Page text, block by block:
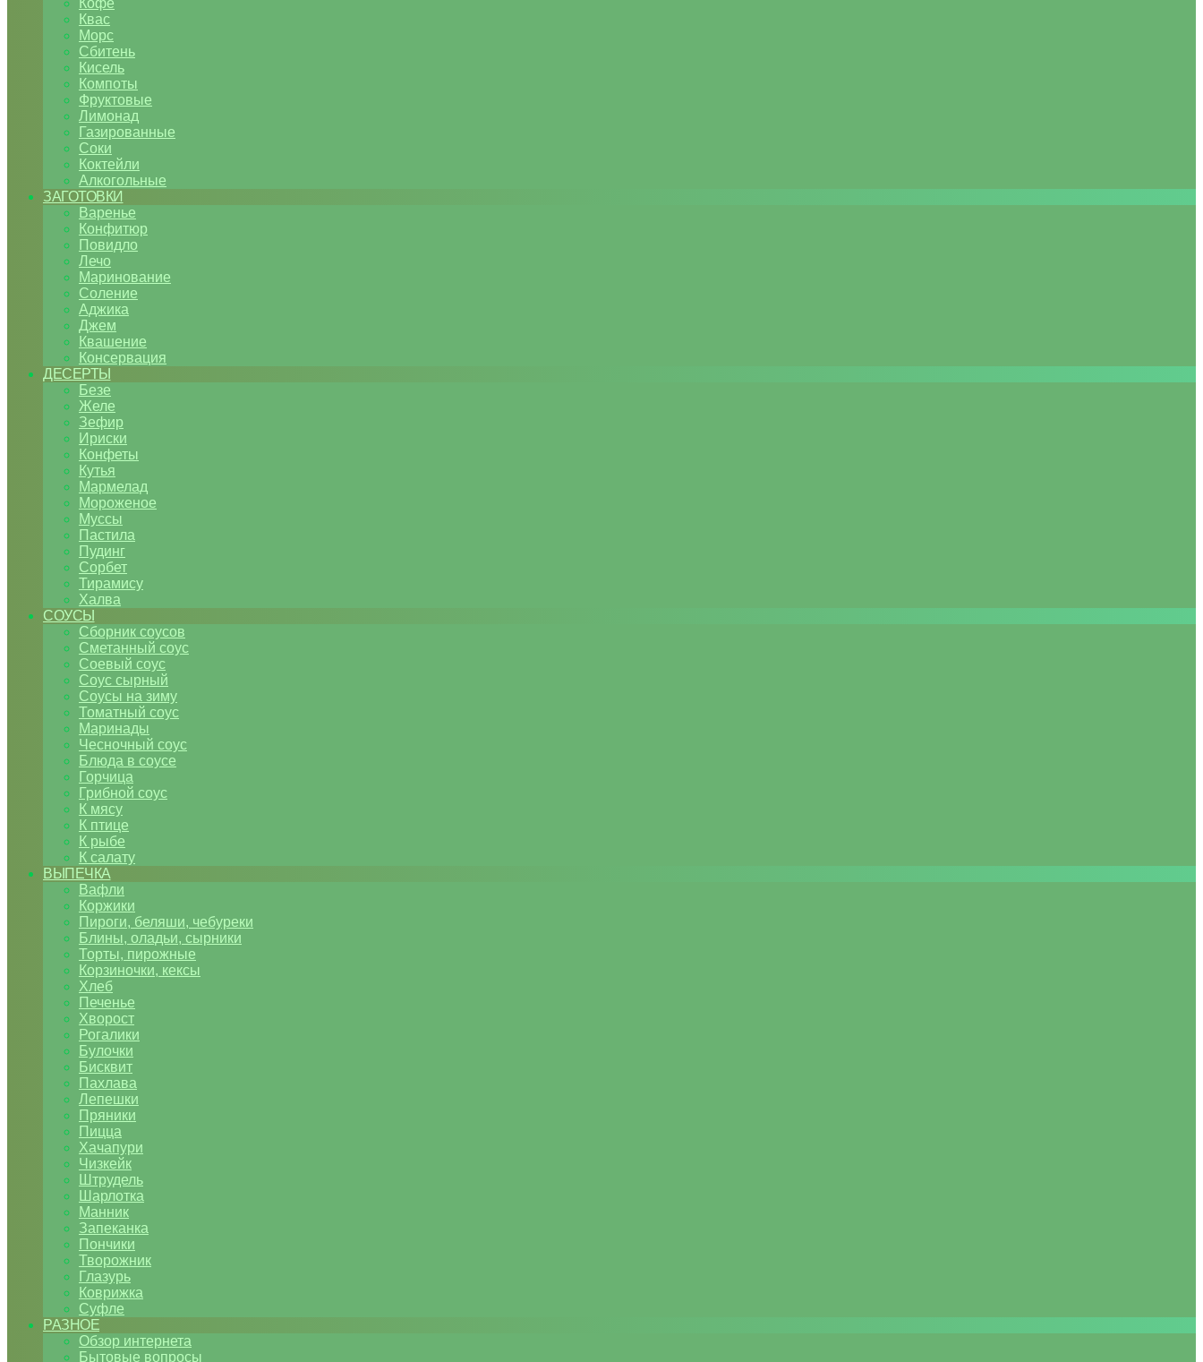
Кофе
Квас
Морс
Сбитень
Кисель
Компоты
Фруктовые
Лимонад
Газированные
Соки
Коктейли
Алкогольные
ЗАГОТОВКИ
Варенье
Конфитюр
Повидло
Лечо
Маринование
Соление
Аджика
Джем
Квашение
Консервация
ДЕСЕРТЫ
Безе
Желе
Зефир
Ириски
Конфеты
Кутья
Мармелад
Мороженое
Муссы
Пастила
Пудинг
Сорбет
Тирамису
Халва
СОУСЫ
Сборник соусов
Сметанный соус
Соевый соус
Соус сырный
Соусы на зиму
Томатный соус
Маринады
Чесночный соус
Блюда в соусе
Горчица
Грибной соус
К мясу
К птице
К рыбе
К салату
ВЫПЕЧКА
Вафли
Коржики
Пироги, беляши, чебуреки
Блины, оладьи, сырники
Торты, пирожные
Корзиночки, кексы
Хлеб
Печенье
Хворост
Рогалики
Булочки
Бисквит
Пахлава
Лепешки
Пряники
Пицца
Хачапури
Чизкейк
Штрудель
Шарлотка
Манник
Запеканка
Пончики
Творожник
Глазурь
Коврижка
Суфле
РАЗНОЕ
Обзор интернета
Бытовые вопросы